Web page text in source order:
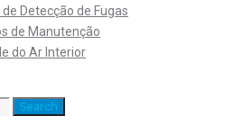
Detecção de Fugas
de Manutenção
do Ar Interior
Search